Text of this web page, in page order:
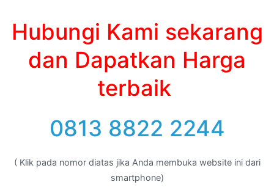
Hubungi Kami sekarang
dan Dapatkan Harga
terbaik
0813 8822 2244
( Klik pada nomor diatas jika Anda membuka website ini dari
smartphone)